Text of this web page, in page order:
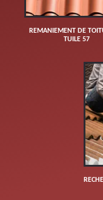
REMANIEMENT DE
TUILE 57